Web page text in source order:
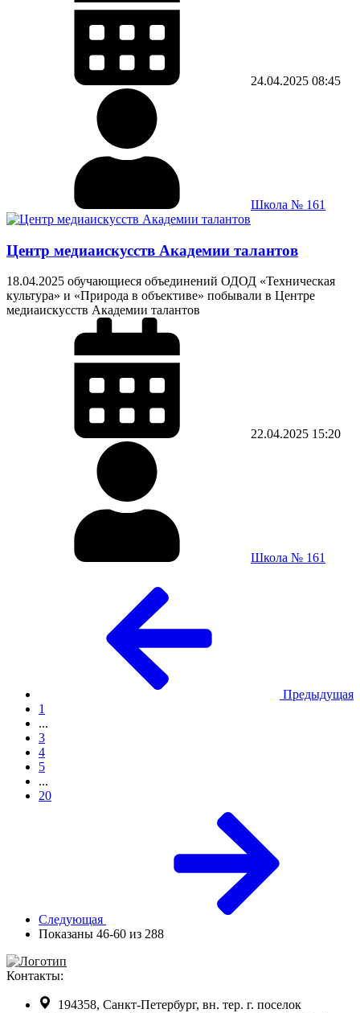
24.04.2025 08:45
Школа № 161
Центр медиаискусств Академии талантов
18.04.2025 обучающиеся объединений ОДОД «Техническая
культура» и «Природа в объективе» побывали в Центре
медиаискусств Академии талантов
22.04.2025 15:20
Школа № 161
Предыдущая
1
...
3
4
5
...
20
Следующая
Показаны 46-60 из 288
Контакты:
194358, Санкт-Петербург, вн. тер. г. поселок